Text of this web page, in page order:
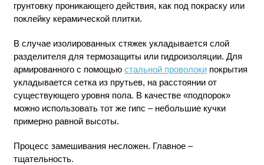
грунтовку проникающего действия, как под покраску или
поклейку керамической плитки.
В случае изолированных стяжек укладывается слой
разделителя для термозащиты или гидроизоляции. Для
армированного с помощью стальной проволокипокрытия
укладывается сетка из прутьев, на расстоянии от
существующего уровня пола. В качестве «подпорок»
можно использовать тот же гипс – небольшие кучки
примерно равной высоты.
Процесс замешивания несложен. Главное –
тщательность.